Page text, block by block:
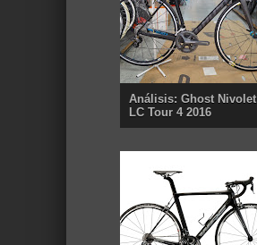
Análisis: Ghost Nivolet
LC Tour 4 2016